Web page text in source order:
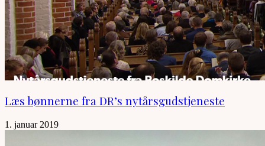
Læs bønnerne fra DR’s nytårsgudstjeneste
1. januar 2019